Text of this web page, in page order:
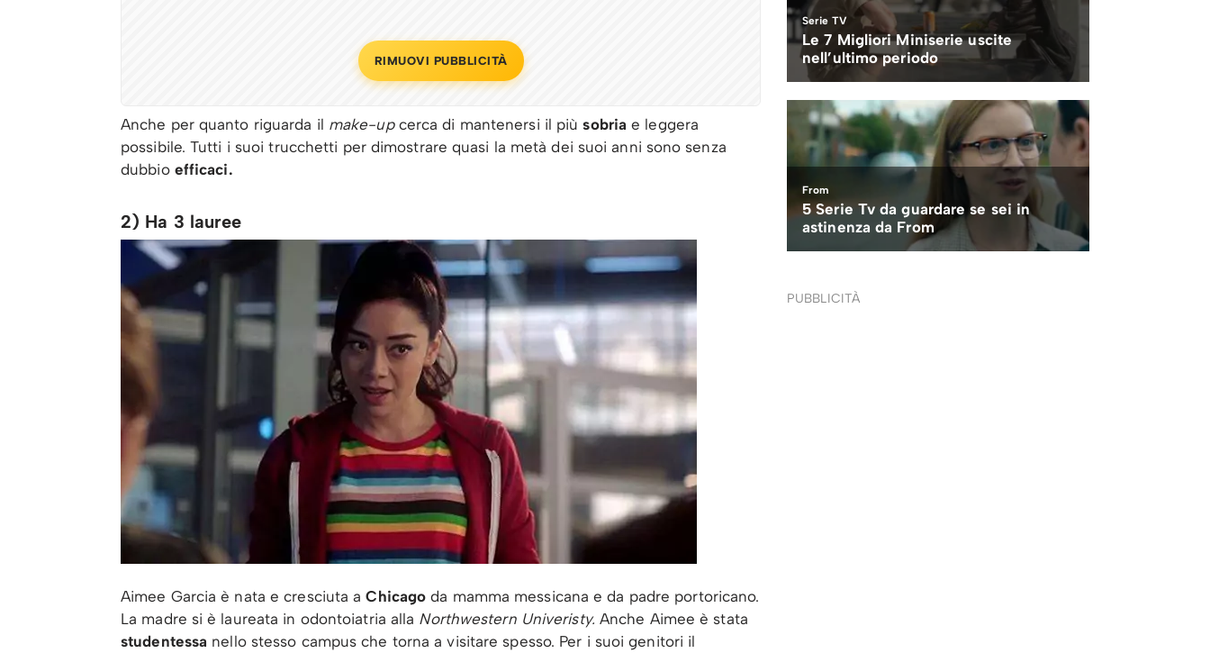
RIMUOVI PUBBLICITÀ
Anche per quanto riguarda il make-upcerca di mantenersi il piùsobria e leggera
possibile. Tutti i suoi trucchetti per dimostrare quasi la metà dei suoi anni sono senza
dubbioefficaci.
2) Ha 3 lauree
Aimee Garcia è nata e cresciuta aChicago da mamma messicana e da padre portoricano.
La madre si è laureata in odontoiatria alla Northwestern Univeristy. Anche Aimee è stata
studentessa nello stesso campus che torna a visitare spesso. Per i suoi genitori il
PUBBLICITÀ